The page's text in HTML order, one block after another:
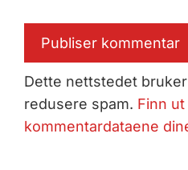
Dette nettstedet
redusere spam. Finn
kommentardataene